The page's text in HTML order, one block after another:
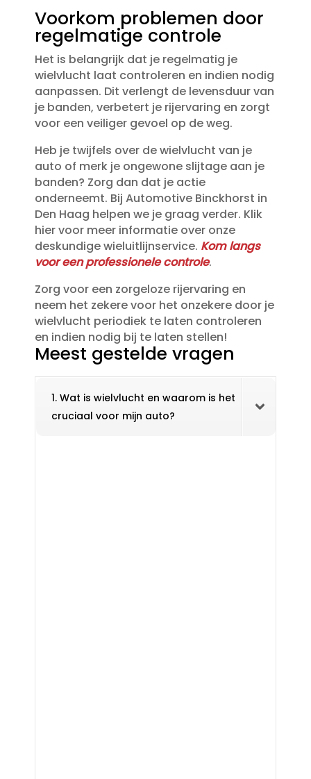
Voorkom problemen door
regelmatige controle
Het is belangrijk dat je regelmatig je
wielvlucht laat controleren en indien nodig
aanpassen.​ Dit verlengt de levensduur van
je banden, verbetert je rijervaring en zorgt
voor een veiliger gevoel op de weg.​
Heb je twijfels over de wielvlucht van je
auto of merk je ongewone slijtage aan je
banden? Zorg dan dat je actie
onderneemt.​ Bij Automotive Binckhorst in
Den Haag helpen we je graag verder.​ Klik
hier voor meer informatie over onze
deskundige wieluitlijnservice.​ Kom langs
voor een professionele controle.​
Zorg voor een zorgeloze rijervaring en
neem het zekere voor het onzekere door je
wielvlucht periodiek te laten controleren
en indien nodig bij te laten stellen!
Meest gestelde vragen
1. Wat is wielvlucht en waarom is het
cruciaal voor mijn auto?